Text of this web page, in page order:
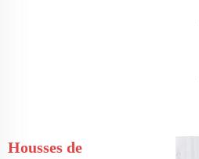
Housses de